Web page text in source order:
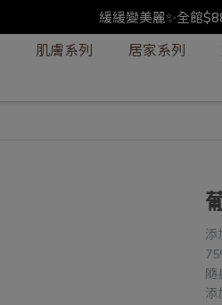
緩緩變美麗✨全館
肌膚系列 居家系列
添
隨
添